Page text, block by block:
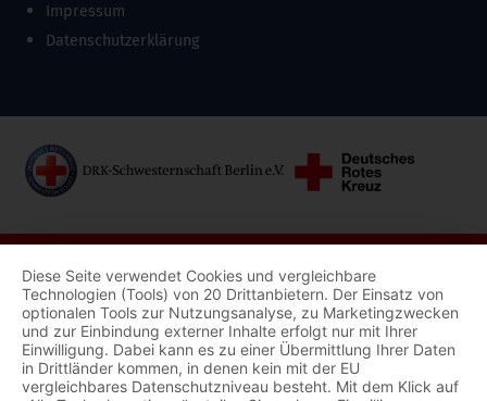
Impressum
Datenschutzerklärung
Diese Seite verwendet Cookies und vergleichbare
Technologien (Tools) von 20 Drittanbietern. Der Einsatz von
optionalen Tools zur Nutzungsanalyse, zu Marketingzwecken
und zur Einbindung externer Inhalte erfolgt nur mit Ihrer
Einwilligung. Dabei kann es zu einer Übermittlung Ihrer Daten
in Drittländer kommen, in denen kein mit der EU
vergleichbares Datenschutzniveau besteht. Mit dem Klick auf